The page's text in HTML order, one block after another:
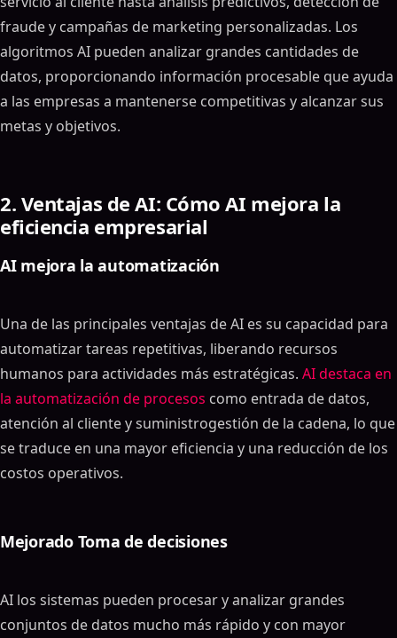
fraude y campañas de marketing personalizadas. Los
algoritmos AI pueden analizar grandes cantidades de
datos, proporcionando información procesable que ayuda
a las empresas a mantenerse competitivas y alcanzar sus
metas y objetivos.
2. Ventajas de AI: Cómo AI mejora la
eficiencia empresarial
AI mejora la automatización
Una de las principales ventajas de AI es su capacidad para
automatizar tareas repetitivas, liberando recursos
humanos para actividades más estratégicas. AI destaca en
la automatización de procesos como entrada de datos,
atención al cliente y suministrogestión de la cadena, lo que
se traduce en una mayor eficiencia y una reducción de los
costos operativos.
Mejorado Toma de decisiones
AI los sistemas pueden procesar y analizar grandes
conjuntos de datos mucho más rápido y con mayor